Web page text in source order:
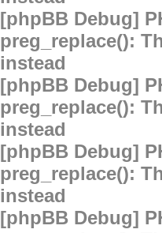
[phpBB Debug]
preg_replace():
instead
[phpBB Debug]
preg_replace():
instead
[phpBB Debug]
preg_replace():
instead
[phpBB Debug]